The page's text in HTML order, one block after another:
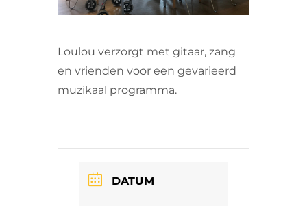
Loulou verzorgt met gitaar, zang
en vrienden voor een gevarieerd
muzikaal programma.
DATUM